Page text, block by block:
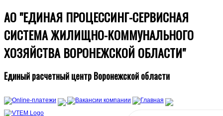
АО "ЕДИНАЯ ПРОЦЕССИНГ-СЕРВИСНАЯ
СИСТЕМА ЖИЛИЩНО-КОММУНАЛЬНОГО
ХОЗЯЙСТВА ВОРОНЕЖСКОЙ ОБЛАСТИ"
Единый расчетный центр Воронежской области